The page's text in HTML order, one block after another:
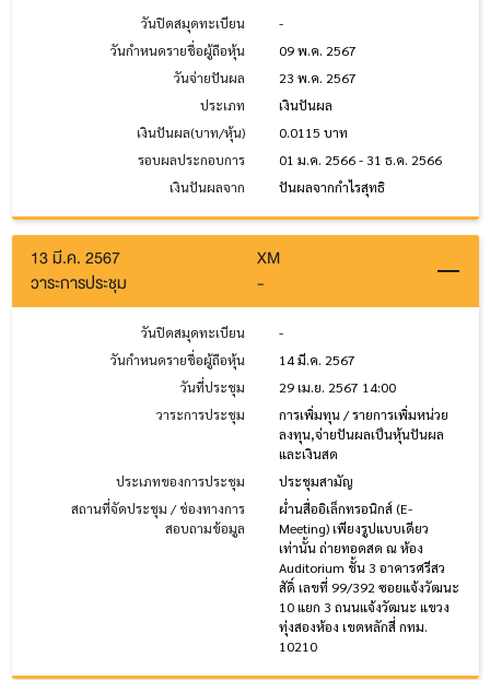
วันปิดสมุดทะเบียน
-
วันกำหนดรายชื่อผู้ถือหุ้น
09 พ.ค. 2567
วันจ่ายปันผล
23 พ.ค. 2567
ประเภท
เงินปันผล
เงินปันผล(บาท/หุ้น)
0.0115 บาท
รอบผลประกอบการ
01 ม.ค. 2566 - 31 ธ.ค. 2566
เงินปันผลจาก
ปันผลจากกำไรสุทธิ
13 มี.ค. 2567
XM
วาระการประชุม
-
วันปิดสมุดทะเบียน
-
วันกำหนดรายชื่อผู้ถือหุ้น
14 มี.ค. 2567
วันที่ประชุม
29 เม.ย. 2567 14:00
วาระการประชุม
การเพิ่มทุน / รายการเพิ่มหน่วย
ลงทุน,จ่ายปันผลเป็นหุ้นปันผล
และเงินสด
ประเภทของการประชุม
ประชุมสามัญ
สถานที่จัดประชุม / ช่องทางการ
สอบถามข้อมูล
ผ่ำนสื่ออิเล็กทรอนิกส์ (E-
Meeting) เพียงรูปแบบเดียว
เท่านั้น ถ่ายทอดสด ณ ห้อง
Auditorium ชั้น 3 อาคารศรีสว
สัดิ์ เลขที่ 99/392 ซอยแจ้งวัฒนะ
10 แยก 3 ถนนแจ้งวัฒนะ แขวง
ทุ่งสองห้อง เขตหลักสี่ กทม.
10210